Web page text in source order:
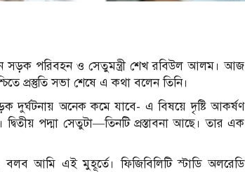
সড়ক পরিবহন ও সেতুমন্ত্রী শেখ রবিউল আলম। আজ
প্রস্তুতি সভা শেষে এ কথা বলেন তিনি।
দুর্ঘটনায় অনেক কমে যাবে- এ বিষয়ে দৃষ্টি আকর্ষণ
পদ্মা সেতুটা—তিনটি প্রস্তাবনা আছে। তার এক
আমি এই মুহূর্তে। ফিজিবিলিটি স্টাডি অলরেডি